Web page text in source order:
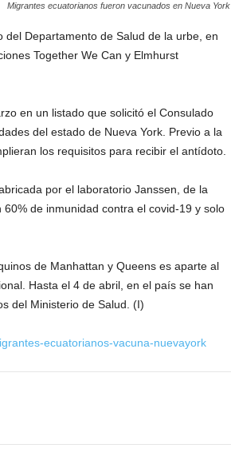
Migrantes ecuatorianos fueron vacunados en Nueva York
Departamento de Salud de la urbe, en
Together We Can y Elmhurst
en un listado que solicitó el Consulado
del estado de Nueva York. Previo a la
los requisitos para recibir el antídoto.
por el laboratorio Janssen, de la
de inmunidad contra el covid-19 y solo
de Manhattan y Queens es aparte al
Hasta el 4 de abril, en el país se han
del Ministerio de Salud. (I)
ecuatorianos-vacuna-nuevayork